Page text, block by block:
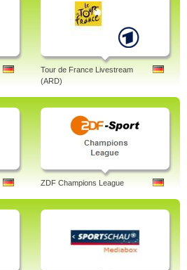
Tour de France Livestream
(ARD)
ZDF Champions League